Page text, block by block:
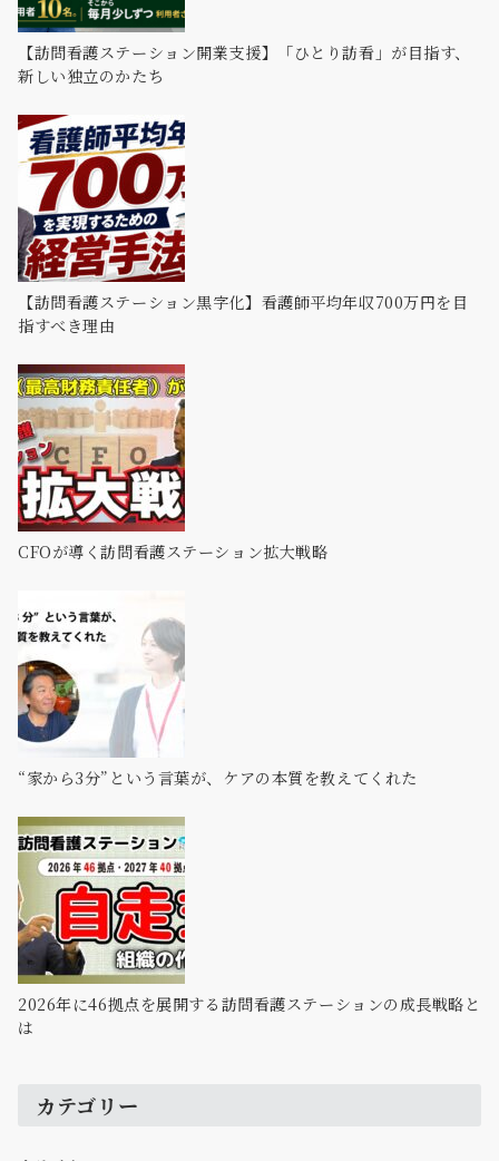
【訪問看護ステーション開業支援】「ひとり訪看」が目指す、
新しい独立のかたち
【訪問看護ステーション黒字化】看護師平均年収700万円を目
指すべき理由
CFOが導く訪問看護ステーション拡大戦略
“家から3分”という言葉が、ケアの本質を教えてくれた
2026年に46拠点を展開する訪問看護ステーションの成長戦略と
は
カテゴリー